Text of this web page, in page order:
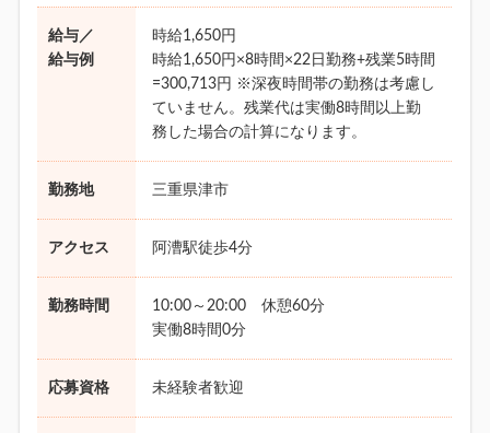
給与／
給与例
時給1,650円
時給1,650円×8時間×22日勤務+残業5時間
=300,713円 ※深夜時間帯の勤務は考慮し
ていません。残業代は実働8時間以上勤
務した場合の計算になります。
勤務地 三重県津市
アクセス 阿漕駅徒歩4分
勤務時間
10:00～20:00 休憩60分
実働8時間0分
応募資格 未経験者歓迎